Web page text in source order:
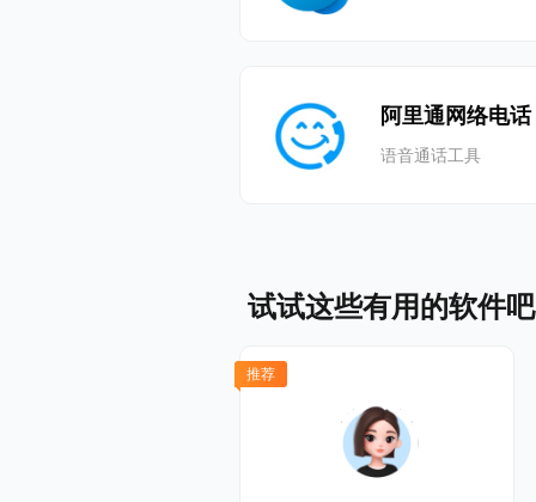
阿里通网络电话
语音通话工具
试试这些有用的软件吧
推荐